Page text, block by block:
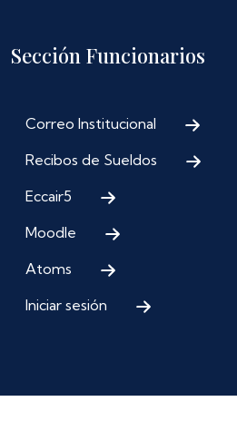
Sección Funcionarios
Correo Institucional
Recibos de Sueldos
Eccair5
Moodle
Atoms
Iniciar sesión